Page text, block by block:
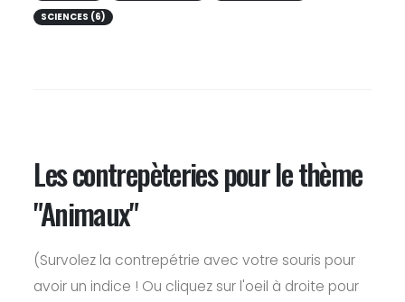
SCIENCES (6)
Les contrepèteries pour le thème
"Animaux"
(Survolez la contrepétrie avec votre souris pour
avoir un indice ! Ou cliquez sur l'oeil à droite pour